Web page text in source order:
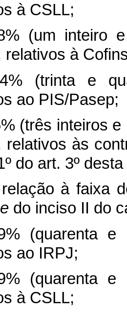
à CSLL;
(um inteiro
relativos à
(trinta e
ao PIS/Pasep;
(três inteiros
relativos às
do art. 3º
à faixa
e do inciso II do
(quarenta e
ao IRPJ;
(quarenta e
à CSLL;